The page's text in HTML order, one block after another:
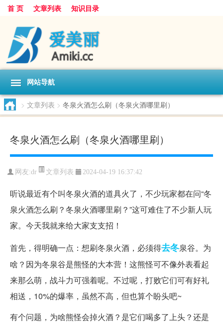
首 页 文章列表 知识目录
网站导航
> 文章列表 > 冬泉火酒怎么刷（冬泉火酒哪里刷）
冬泉火酒怎么刷（冬泉火酒哪里刷）
网友:dr 文章列表 2024-04-19 16:37:42
听说最近有个叫冬泉火酒的道具火了，不少玩家都在问“冬
泉火酒怎么刷？冬泉火酒哪里刷？”这可难住了不少新人玩
家。今天我就来给大家支支招！
首先，得明确一点：想刷冬泉火酒，必须得去冬泉谷。为
啥？因为冬泉谷是熊怪的大本营！这熊怪可不像外表看起
来那么萌，战斗力可强着呢。不过呢，打败它们可有好礼
相送，10%的爆率，虽然不高，但也算个盼头吧~
有个问题，为啥熊怪会掉火酒？是它们喝多了上头？还是